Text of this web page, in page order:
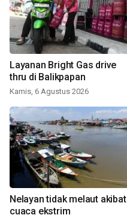
Layanan Bright Gas drive
thru di Balikpapan
Kamis, 6 Agustus 2026
Nelayan tidak melaut akibat
cuaca ekstrim